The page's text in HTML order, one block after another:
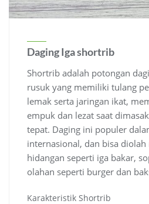
Daging Iga shortrib
Shortrib adalah potongan
rusuk yang memiliki tulang
lemak serta jaringan ikat,
empuk dan lezat saat
tepat. Daging ini populer
internasional, dan bisa
hidangan seperti iga bakar,
olahan seperti burger dan
Karakteristik Shortrib